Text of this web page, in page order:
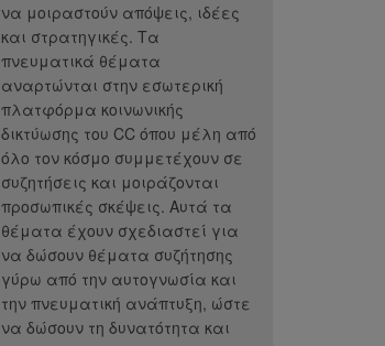
να μοιραστούν απόψεις, ιδέες
και στρατηγικές. Τα
πνευματικά θέματα
αναρτώνται στην εσωτερική
πλατφόρμα κοινωνικής
δικτύωσης του CC όπου μέλη από
όλο τον κόσμο συμμετέχουν σε
συζητήσεις και μοιράζονται
προσωπικές σκέψεις. Αυτά τα
θέματα έχουν σχεδιαστεί για
να δώσουν θέματα συζήτησης
γύρω από την αυτογνωσία και
την πνευματική ανάπτυξη, ώστε
να δώσουν τη δυνατότητα και